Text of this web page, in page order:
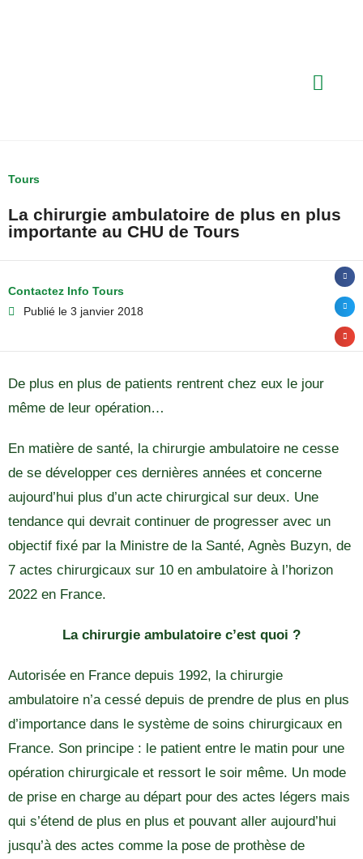
Tours
La chirurgie ambulatoire de plus en plus
importante au CHU de Tours
Contactez Info Tours
Publié le 3 janvier 2018
De plus en plus de patients rentrent chez eux le jour
même de leur opération…
En matière de santé, la chirurgie ambulatoire ne cesse
de se développer ces dernières années et concerne
aujourd’hui plus d’un acte chirurgical sur deux. Une
tendance qui devrait continuer de progresser avec un
objectif fixé par la Ministre de la Santé, Agnès Buzyn, de
7 actes chirurgicaux sur 10 en ambulatoire à l’horizon
2022 en France.
La chirurgie ambulatoire c’est quoi ?
Autorisée en France depuis 1992, la chirurgie
ambulatoire n’a cessé depuis de prendre de plus en plus
d’importance dans le système de soins chirurgicaux en
France. Son principe : le patient entre le matin pour une
opération chirurgicale et ressort le soir même. Un mode
de prise en charge au départ pour des actes légers mais
qui s’étend de plus en plus et pouvant aller aujourd’hui
jusqu’à des actes comme la pose de prothèse de